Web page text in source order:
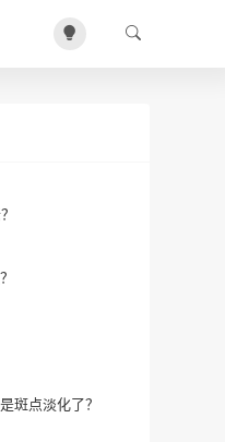
斑点淡化了？